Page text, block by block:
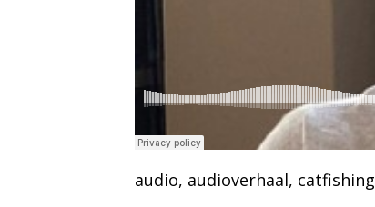
audio, audioverhaal, catfishing